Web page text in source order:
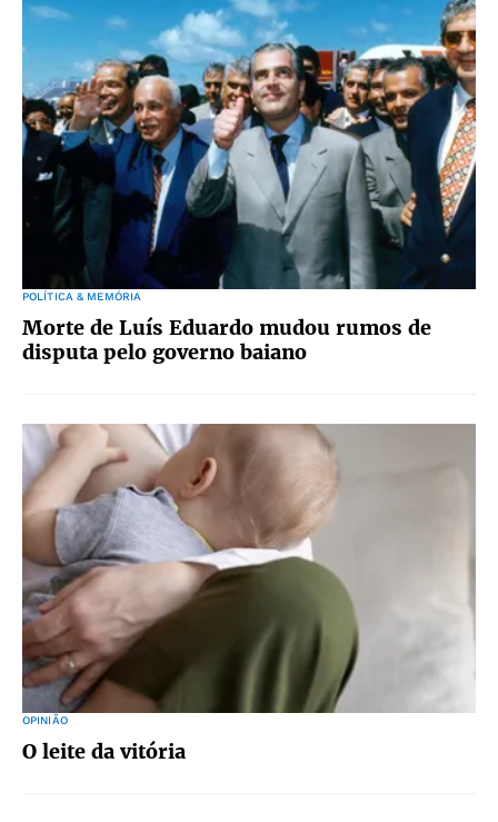
POLÍTICA & MEMÓRIA
Morte de Luís Eduardo mudou rumos de
disputa pelo governo baiano
OPINIÃO
O leite da vitória